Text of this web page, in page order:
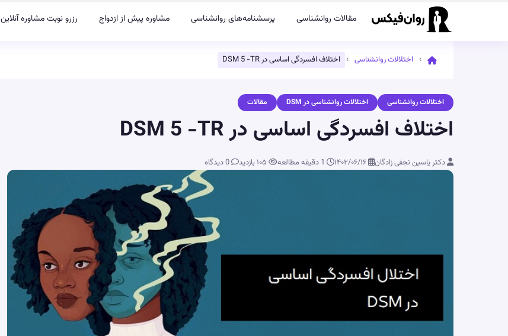
مقالات روانشناسی پرسشنامه‌های روانشناسی مشاوره پیش از ازدواج رزرو نوبت مشاوره آنلاین
› اختلالات روانشناسی › اختلاف افسردگی اساسی در DSM 5 -TR
اختلالات روانشناسی اختلالات روانشناسی در DSM مقالات
اختلاف افسردگی اساسی در DSM 5 -TR
دکتر یاسین نجفی زادگان ۱۰۵ بازدید